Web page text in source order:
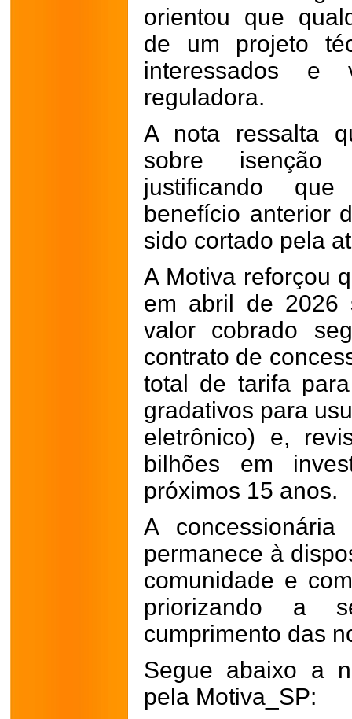
orientou que
de um projeto
interessados e
reguladora.
A nota ressalta
sobre isenção
justificando
benefício anterior
sido cortado pela
A Motiva reforçou
em abril de 2026
valor cobrado
contrato de
total de tarifa
gradativos para
eletrônico) e,
bilhões em
próximos 15 anos.
A
permanece à
comunidade e
priorizando a
cumprimento das
Segue abaixo a
pela Motiva_SP: